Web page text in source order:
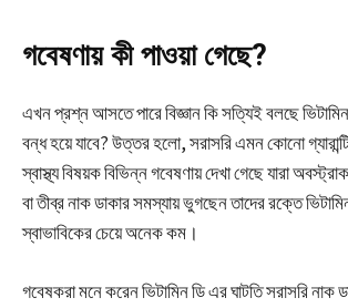
গবেষণায় কী পাওয়া গেছে?
এখন প্রশ্ন আসতে পারে বিজ্ঞান কি সত্যিই বলছে
বন্ধ হয়ে যাবে? উত্তর হলো, সরাসরি এমন কোনো গ্যারান্টি
স্বাস্থ্য বিষয়ক বিভিন্ন গবেষণায় দেখা গেছে যারা
বা তীব্র নাক ডাকার সমস্যায় ভুগছেন তাদের রক্তে
স্বাভাবিকের চেয়ে অনেক কম।
গবেষকরা মনে করেন ভিটামিন ডি এর ঘাটতি সরাসরি নাক